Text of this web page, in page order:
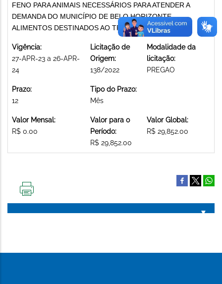
FENO PARA ANIMAIS NECESSÁRIOS PARA ATENDER A
DEMANDA DO MUNICÍPIO DE BELO HORIZONTE.
ALIMENTOS DESTINADOS AO TRATO DE ANIMAIS
Vigência:
27-APR-23 a 26-APR-
24
Licitação de
Origem:
138/2022
Modalidade da
licitação:
PREGAO
Prazo:
12
Tipo do Prazo:
Mês
Valor Mensal:
R$ 0.00
Valor para o
Período:
R$ 29,852.00
Valor Global:
R$ 29,852.00
PÁGINA